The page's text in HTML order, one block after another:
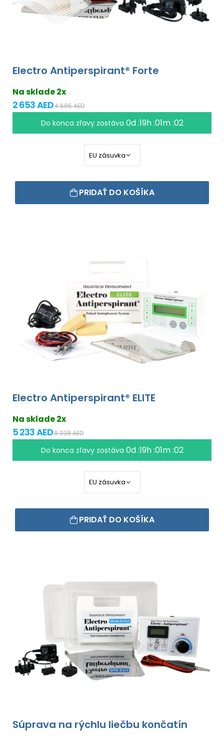
Electro Antiperspirant® Forte
Na sklade 2x
2 653 AED4 685 AED
Do konca zľavy zostáva0d :19h :01m :01
PRIDAŤ DO KOŠÍKA
Electro Antiperspirant® ELITE
Na sklade 2x
5 233 AED8 038 AED
Do konca zľavy zostáva0d :19h :01m :01
PRIDAŤ DO KOŠÍKA
Súprava na rýchlu liečbu končatín